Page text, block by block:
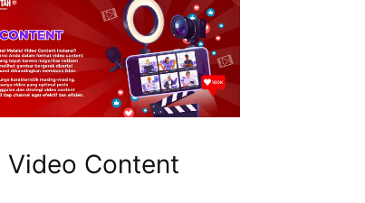
Video Content